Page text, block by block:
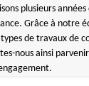
plusieurs
Grâce à notre
de travaux de
nous ainsi